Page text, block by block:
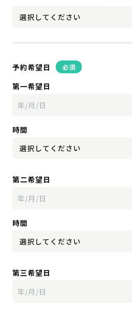
予約希望日 必須
第一希望日
時間
第二希望日
時間
第三希望日